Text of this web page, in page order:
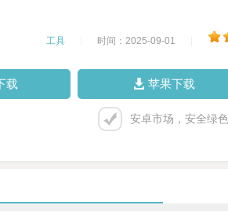
工具 时间：2025-09-01
载 苹果下载
安卓市场，安全绿色